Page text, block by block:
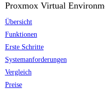
Proxmox Virtual
Übersicht
Funktionen
Erste Schritte
Systemanforderungen
Vergleich
Preise